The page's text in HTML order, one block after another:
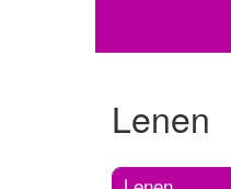
Lenen